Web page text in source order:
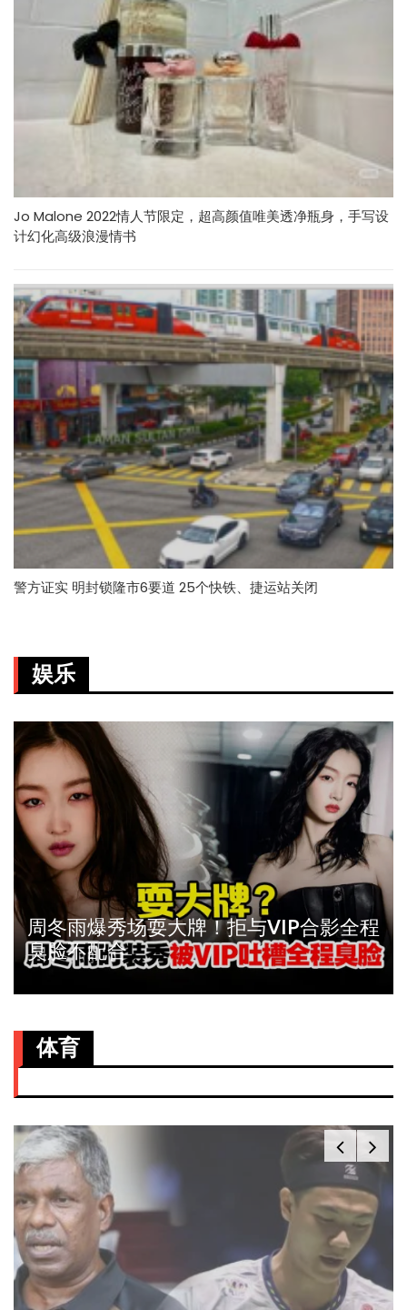
Jo Malone 2022情人节限定，超高颜值唯美透净瓶身，手写设
计幻化高级浪漫情书
警方证实 明封锁隆市6要道 25个快铁、捷运站关闭
娱乐
周冬雨爆秀场耍大牌！拒与VIP合影全程
臭脸不配合
体育